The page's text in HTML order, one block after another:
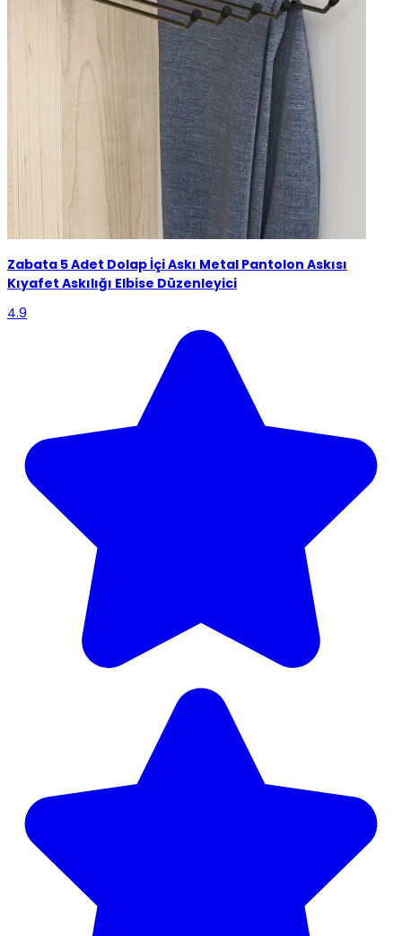
Zabata 5 Adet Dolap İçi Askı Metal Pantolon Askısı
Kıyafet Askılığı Elbise Düzenleyici
4.9